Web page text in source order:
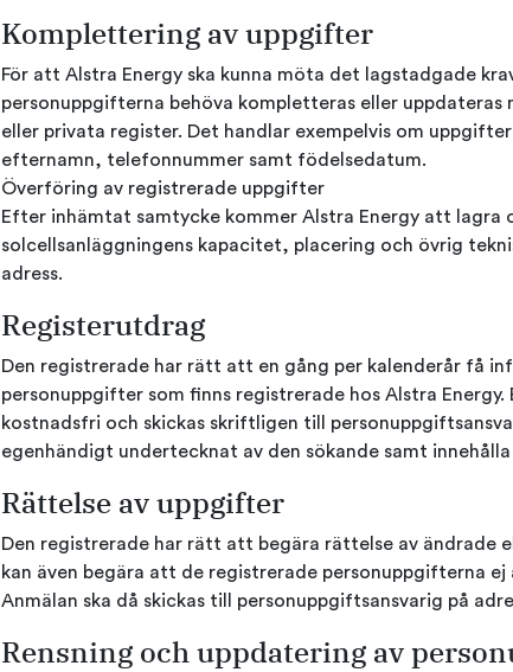
Komplettering av uppgifter
För att Alstra Energy ska kunna möta det lagstadgade
personuppgifterna behöva kompletteras eller
eller privata register. Det handlar exempelvis om
efternamn, telefonnummer samt födelsedatum.
Överföring av registrerade uppgifter
Efter inhämtat samtycke kommer Alstra Energy att lagra
solcellsanläggningens kapacitet, placering och övrig
adress.
Registerutdrag
Den registrerade har rätt att en gång per kalenderår få
personuppgifter som finns registrerade hos Alstra
kostnadsfri och skickas skriftligen till
egenhändigt undertecknat av den sökande samt
Rättelse av uppgifter
Den registrerade har rätt att begära rättelse av ändrade
kan även begära att de registrerade personuppgifterna
Anmälan ska då skickas till personuppgiftsansvarig på
Rensning och uppdatering av